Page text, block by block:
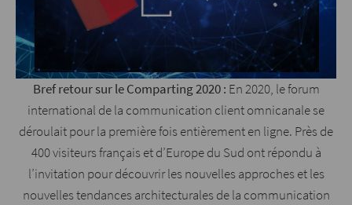
Bref retour sur le Comparting 2020 : En 2020, le forum
international de la communication client omnicanale se
déroulait pour la première fois entièrement en ligne. Près de
400 visiteurs français et d’Europe du Sud ont répondu à
l’invitation pour découvrir les nouvelles approches et les
nouvelles tendances architecturales de la communication